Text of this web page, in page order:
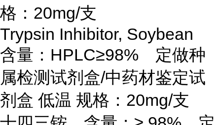
格：20mg/支
Trypsin Inhibitor, Soybean
含量：HPLC≥98% 定做种
属检测试剂盒/中药材鉴定试
剂盒 低温 规格：20mg/支